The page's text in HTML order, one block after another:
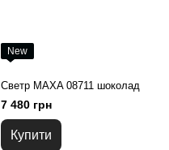
New
Светр MAXA 08711 шоколад
7 480 грн
Купити